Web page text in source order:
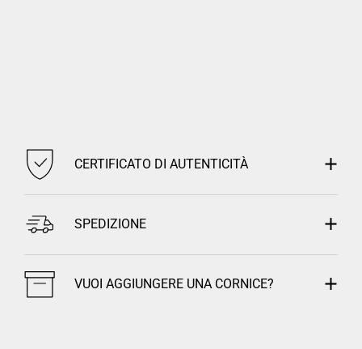
CERTIFICATO DI AUTENTICITÀ
SPEDIZIONE
VUOI AGGIUNGERE UNA CORNICE?